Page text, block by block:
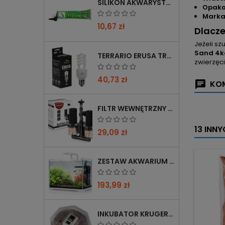
SILIKON AKWARYSTYCZNY 60 ML CZARNY
10,67 zł
TERRARIO ERUSA TROPICAL UVB 5.0 ŻARÓWKA SPIRALNA 13W - IDEALNA DO TROPIKALNYCH TERRARIÓW
40,73 zł
FILTR WEWNĘTRZNY GĄBKOWY KRUGER MEIER AEROTWIN BIO S Z BIOFILTRACJĄ
29,09 zł
ZESTAW AKWARIUM KRUGER MEIER SHRIMP!ONE PRO 50 25 L DLA KREWETEK
193,99 zł
INKUBATOR KRUGER MEIER PROLEXOR 60 NA 60 JAJ Z TERMOSTATEM
Jeżeli
Sand
13